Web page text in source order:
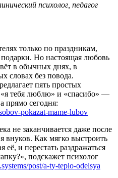
психолог, педагог
только по праздникам,
Но настоящая любовь
в обычных днях, в
словах без повода.
пять простых
«я тебя люблю» и «спасибо» —
прямо сегодня:
pokazat-mame-lubov
не заканчивается даже после
внуков. Как мягко выстроить
и перестать раздражаться
подскажет психолог
post/a-ty-teplo-odelsya